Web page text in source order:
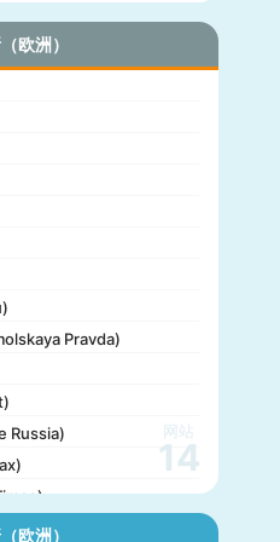
欧洲）
Pravda)
Russia)
网站
14
欧洲）